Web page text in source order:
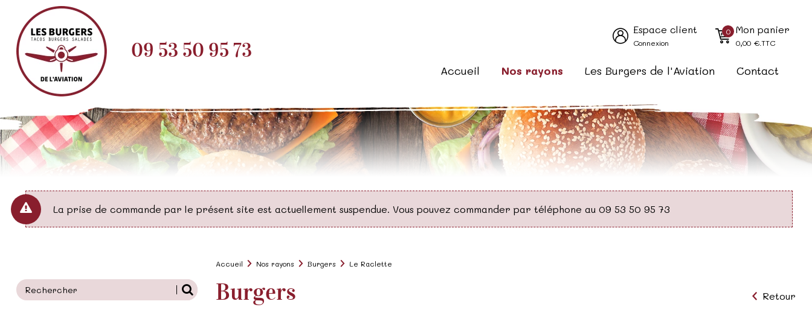
09 53 50 95 73
Espace client
Connexion
0 Mon panier
0,00 €.TTC
Accueil Nos rayons Les Burgers de l'Aviation Contact
La prise de commande par le présent site est actuellement suspendue. Vous pouvez commander par téléphone au 09 53 50 95 73
Accueil Nos rayons Burgers Le Raclette
Burgers Retour